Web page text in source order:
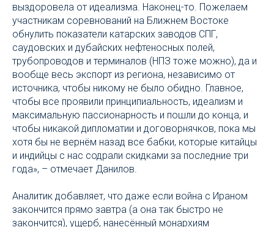
выздоровела от идеализма. Наконец-то. Пожелаем
участникам соревнований на Ближнем Востоке
обнулить показатели катарских заводов СПГ,
саудовских и дубайских нефтеносных полей,
трубопроводов и терминалов (НПЗ тоже можно), да и
вообще весь экспорт из региона, независимо от
источника, чтобы никому не было обидно. Главное,
чтобы все проявили принципиальность, идеализм и
максимальную пассионарность и пошли до конца, и
чтобы никакой дипломатии и договорнячков, пока мы
хотя бы не вернём назад все бабки, которые китайцы
и индийцы с нас содрали скидками за последние три
года», – отмечает Данилов.
Аналитик добавляет, что даже если война с Ираном
закончится прямо завтра (а она так быстро не
закончится), ущерб, нанесённый монархиям